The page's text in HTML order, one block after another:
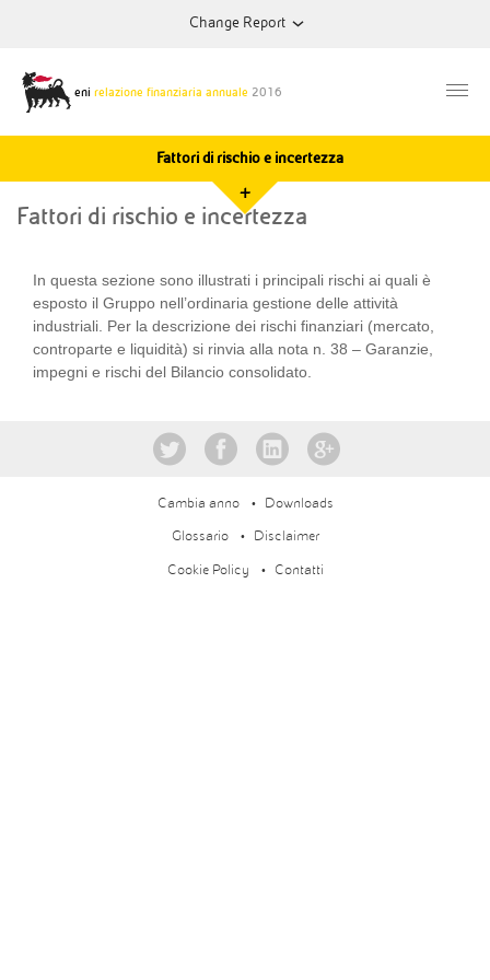
Annual Report
Annual Report2013
Annual Report2015
Change Report
eni relazione finanziaria annuale 2016
Fattori di rischio e incertezza
+
Fattori di rischio e incertezza
In questa sezione sono illustrati i principali rischi ai quali è
esposto il Gruppo nell’ordinaria gestione delle attività
industriali. Per la descrizione dei rischi finanziari (mercato,
controparte e liquidità) si rinvia alla nota n. 38 – Garanzie,
impegni e rischi del Bilancio consolidato.
Cambia anno Downloads
Glossario Disclaimer
Cookie Policy Contatti